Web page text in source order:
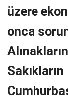
üzere
onca